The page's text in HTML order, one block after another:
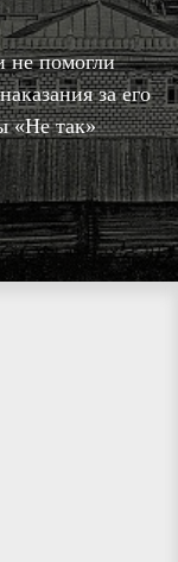
не помогли
за его
«Не так»